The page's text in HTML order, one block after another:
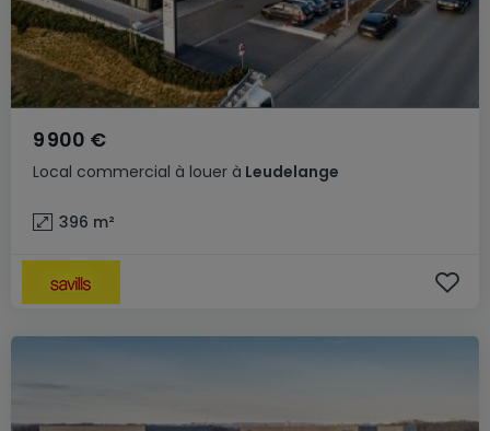
Local commercial à louer à Leudelange
9 900 €
396 m²